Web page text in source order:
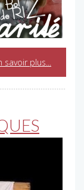
savoir plus...